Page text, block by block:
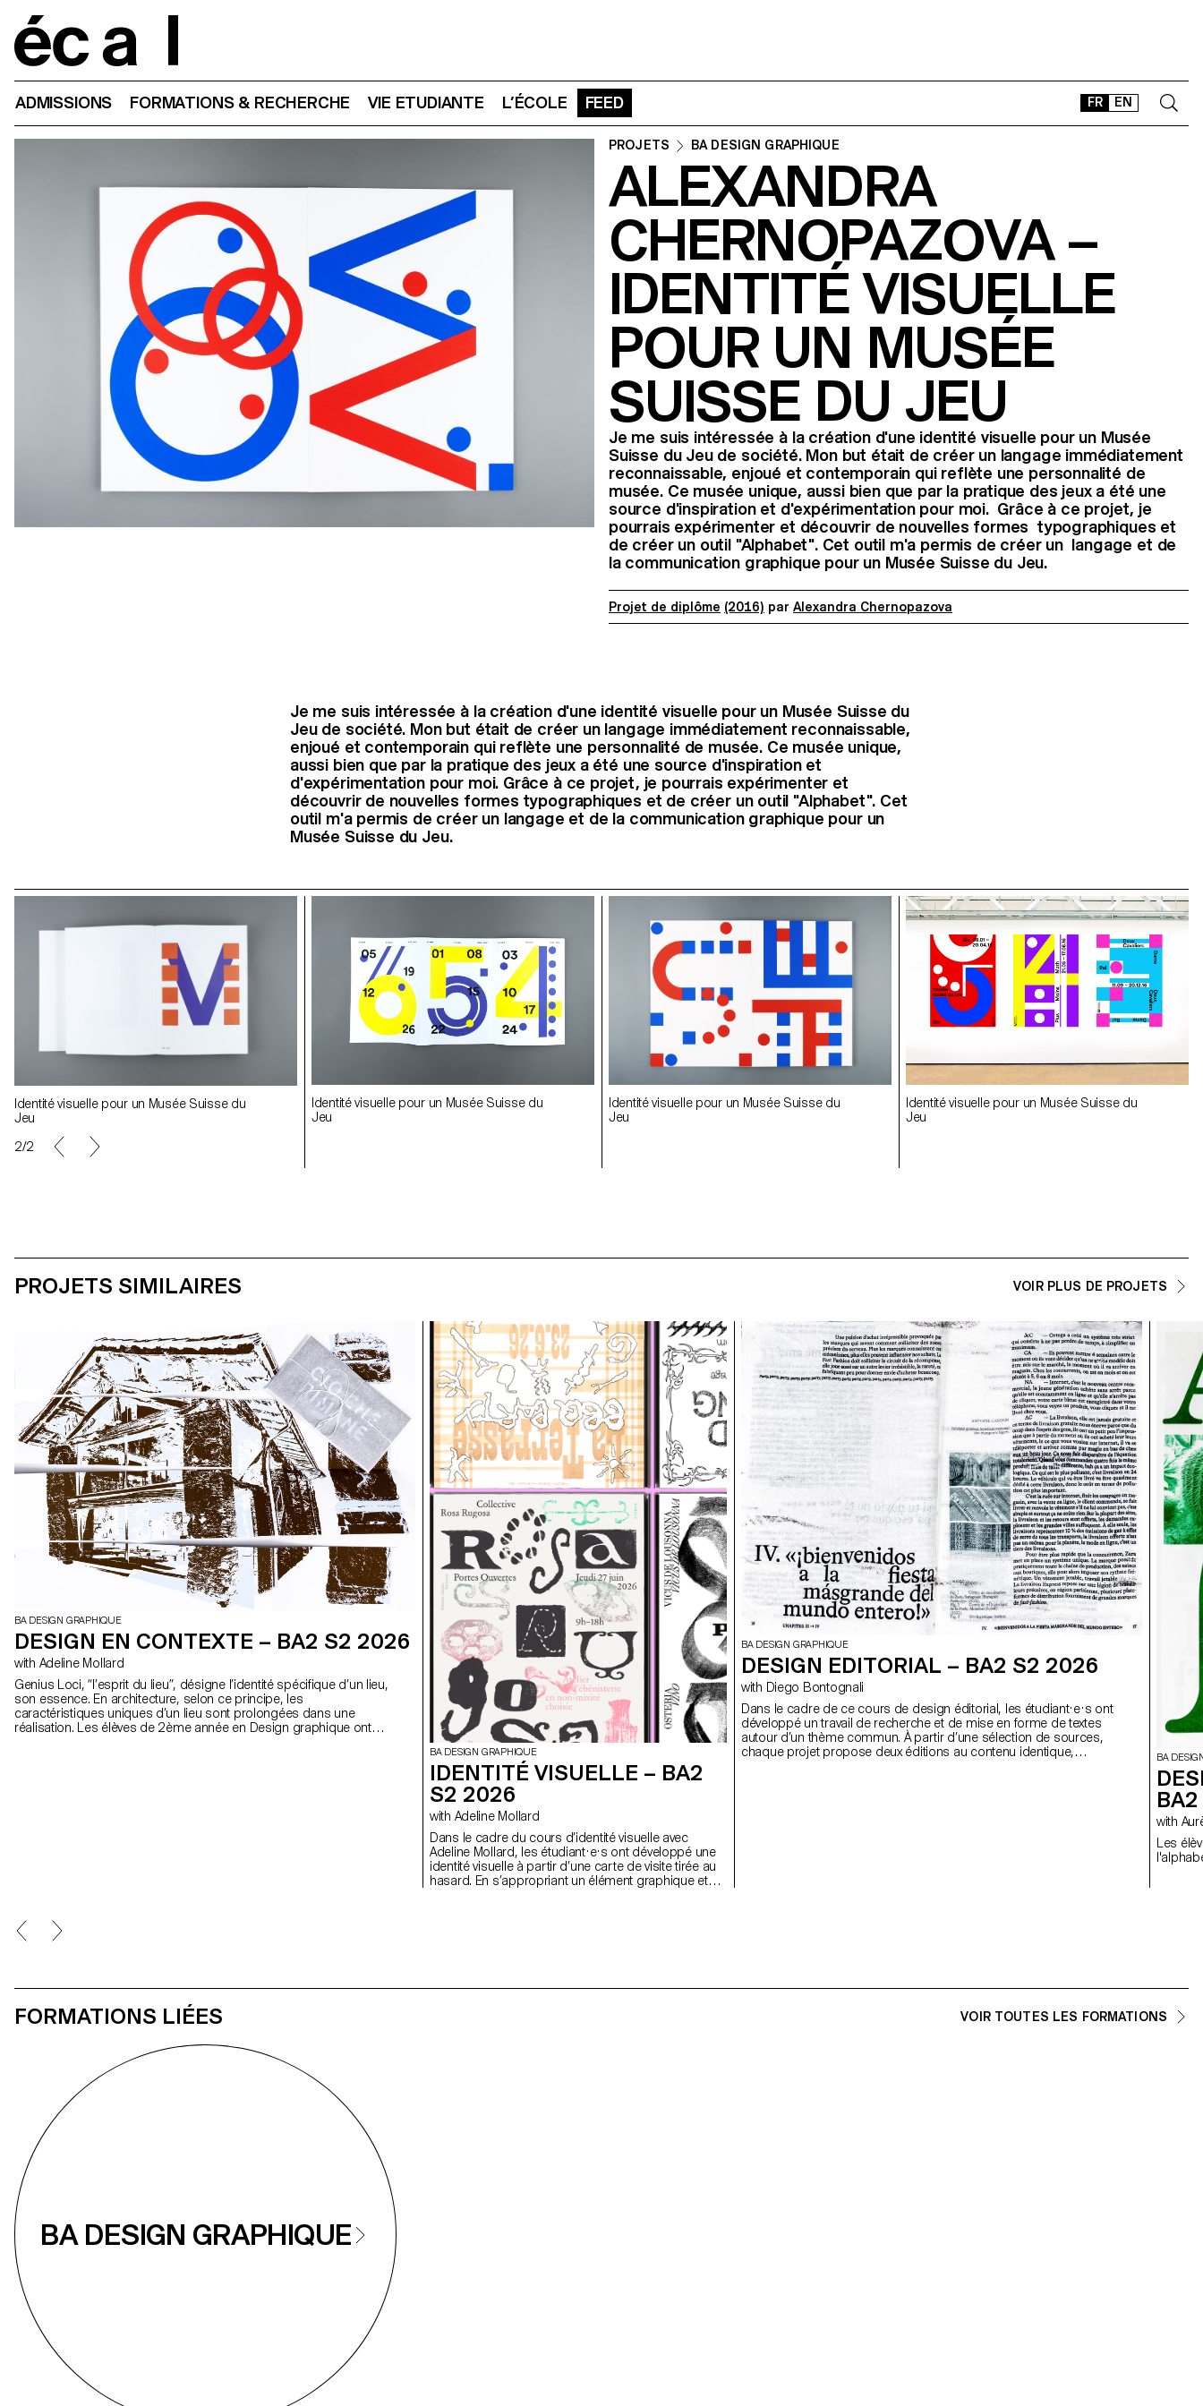
FR EN
ADMISSIONS FORMATIONS & RECHERCHE VIE ETUDIANTE L’ÉCOLE FEED
TYPEFACES
OFFLINE-ONLINE
InstagramFacebook
LinkedIn
PROJETS BA DESIGN GRAPHIQUE
ALEXANDRA
CHERNOPAZOVA –
IDENTITÉ VISUELLE
POUR UN MUSÉE
SUISSE DU JEU
Je me suis intéressée à la création d'une identité visuelle pour un Musée
Suisse du Jeu de société. Mon but était de créer un langage immédiatement
reconnaissable, enjoué et contemporain qui reflète une personnalité de
musée. Ce musée unique, aussi bien que par la pratique des jeux a été une
source d'inspiration et d'expérimentation pour moi. Grâce à ce projet, je
pourrais expérimenter et découvrir de nouvelles formes typographiques et
de créer un outil "Alphabet". Cet outil m'a permis de créer un langage et de
la communication graphique pour un Musée Suisse du Jeu.
Projet de diplôme (2016) par Alexandra Chernopazova
Je me suis intéressée à la création d'une identité visuelle pour un Musée Suisse du
Jeu de société. Mon but était de créer un langage immédiatement reconnaissable,
enjoué et contemporain qui reflète une personnalité de musée. Ce musée unique,
aussi bien que par la pratique des jeux a été une source d'inspiration et
d'expérimentation pour moi. Grâce à ce projet, je pourrais expérimenter et
découvrir de nouvelles formes typographiques et de créer un outil "Alphabet". Cet
outil m'a permis de créer un langage et de la communication graphique pour un
Musée Suisse du Jeu.
Identité visuelle pour un Musée Suisse du
Jeu
2/2
Identité visuelle pour un Musée Suisse du
Jeu
Identité visuelle pour un Musée Suisse du
Jeu
Identité visuelle pour un Musée Suisse du
Jeu
Identité visuelle pour un Musée Suisse du
Jeu
Identité visuelle pour un Musée Suisse du
Jeu
PROJETS SIMILAIRES VOIR PLUS DE PROJETS
BA DESIGN GRAPHIQUE
DESIGN EN CONTEXTE – BA2 S2 2026
with Adeline Mollard
Genius Loci, “l’esprit du lieu”, désigne l’identité spécifique d’un lieu,
son essence. En architecture, selon ce principe, les
caractéristiques uniques d’un lieu sont prolongées dans une
réalisation. Les élèves de 2ème année en Design graphique ont
BA DESIGN GRAPHIQUE
IDENTITÉ VISUELLE – BA2
S2 2026
with Adeline Mollard
Dans le cadre du cours d’identité visuelle avec
Adeline Mollard, les étudiant·e·s ont développé une
identité visuelle à partir d’une carte de visite tirée au
hasard. En s’appropriant un élément graphique et
BA DESIGN GRAPHIQUE
DESIGN EDITORIAL – BA2 S2 2026
with Diego Bontognali
Dans le cadre de ce cours de design éditorial, les étudiant·e·s ont
développé un travail de recherche et de mise en forme de textes
autour d’un thème commun. À partir d’une sélection de sources,
chaque projet propose deux éditions au contenu identique,
BA
with
Les
FORMATIONS LIÉES VOIR TOUTES LES FORMATIONS
BA DESIGN GRAPHIQUE